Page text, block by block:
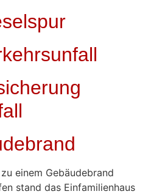
einem Gebäudebrand
stand das Einfamilienhaus